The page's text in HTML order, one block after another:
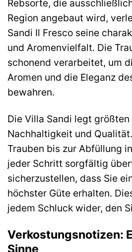
Rebsorte, die
Region angebaut wird,
Sandi Il Fresco seine
und Aromenvielfalt. Die
schonend verarbeitet, um
Aromen und die Eleganz
bewahren.
Die Villa Sandi legt
Nachhaltigkeit und
Trauben bis zur Abfüllung
jeder Schritt sorgfältig
sicherzustellen, dass Sie
höchster Güte erhalten.
jedem Schluck wider, den
Verkostungsnotizen: